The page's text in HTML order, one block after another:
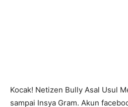
Kocak! Netizen Bully Asal Usul
sampai Insya Gram. Akun